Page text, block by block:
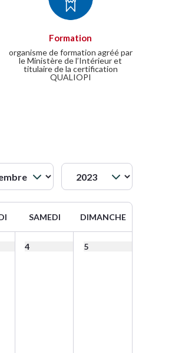
Formation
organisme de formation agréé par
le Ministère de l’Intérieur et
titulaire de la certification
QUALIOPI
SAMEDI DIMANCHE
4 5